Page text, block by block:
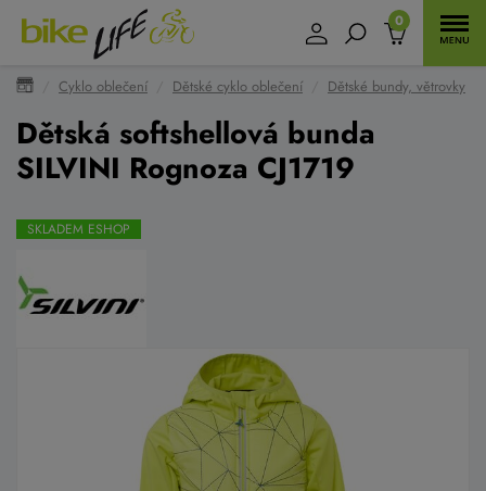
0
Cyklo oblečení Dětské cyklo oblečení Dětské bundy, větrovky
Dětská softshellová bunda
SILVINI Rognoza CJ1719
SKLADEM ESHOP